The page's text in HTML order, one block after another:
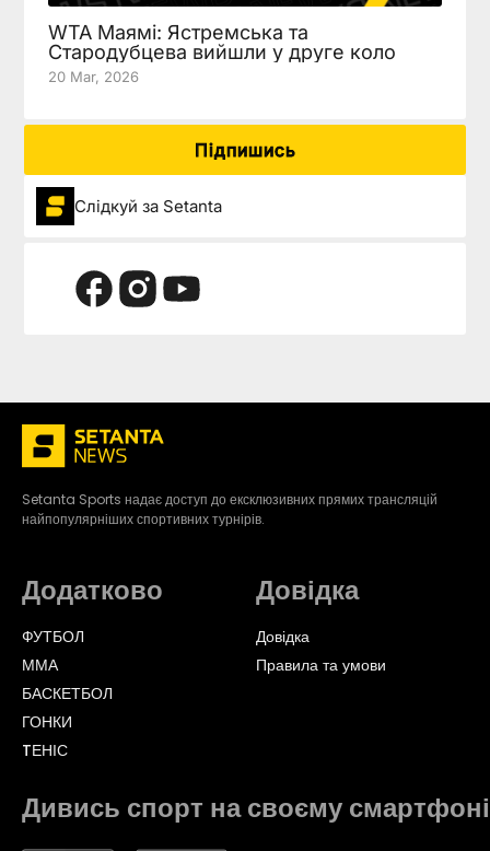
WTA Маямі: Ястремська та
Стародубцева вийшли у друге коло
20 Mar, 2026
Підпишись
Слідкуй за Setanta
Setanta Sports надає доступ до ексклюзивних прямих трансляцій
найпопулярніших спортивних турнірів.
Додатково
ФУТБОЛ
ММА
БАСКЕТБОЛ
ГОНКИ
TЕНІС
Довідка
Довідка
Правила та умови
Дивись спорт на своєму смартфоні